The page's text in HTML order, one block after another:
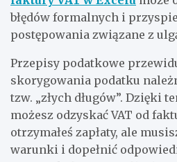
błędów formalnych i
postępowania związane z
Przepisy podatkowe
skorygowania podatku
tzw. „złych długów”. Dzięki
możesz odzyskać VAT od
otrzymałeś zapłaty, ale
warunki i dopełnić